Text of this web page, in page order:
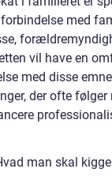
med
vil have en
med disse
der ofte
man skal